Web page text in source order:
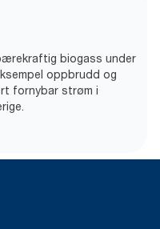
biogass under
oppbrudd og
fornybar strøm i